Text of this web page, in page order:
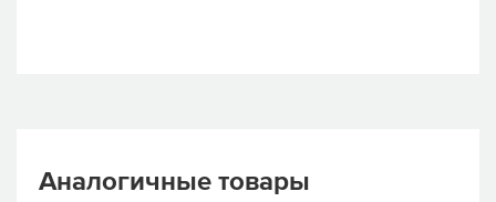
Аналогичные товары